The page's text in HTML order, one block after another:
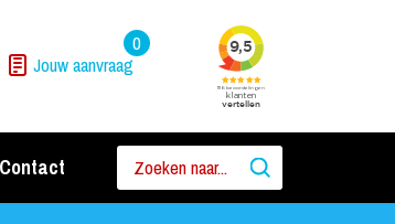
Jouw aanvraag
0
Contact